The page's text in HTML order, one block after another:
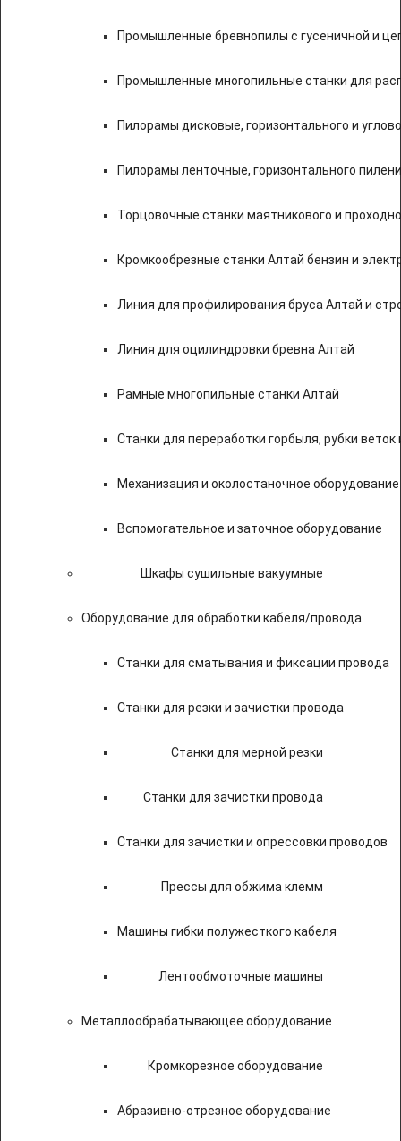
Промышленные бревнопилы с гусеничной и
Промышленные многопильные станки для
Пилорамы дисковые, горизонтального и
Пилорамы ленточные, горизонтального
Торцовочные станки маятникового и
Кромкообрезные станки Алтай бензин и
Линия для профилирования бруса Алтай и
Линия для оцилиндровки бревна Алтай
Рамные многопильные станки Алтай
Станки для переработки горбыля, рубки веток
Механизация и околостаночное оборудование
Вспомогательное и заточное оборудование
Шкафы сушильные вакуумные
Оборудование для обработки кабеля/провода
Станки для сматывания и фиксации провода
Станки для резки и зачистки провода
Станки для мерной резки
Станки для зачистки провода
Станки для зачистки и опрессовки проводов
Прессы для обжима клемм
Машины гибки полужесткого кабеля
Лентообмоточные машины
Металлообрабатывающее оборудование
Кромкорезное оборудование
Абразивно-отрезное оборудование